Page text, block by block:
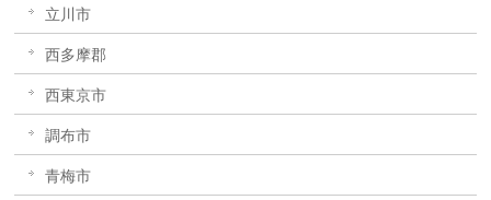
立川市
西多摩郡
西東京市
調布市
青梅市